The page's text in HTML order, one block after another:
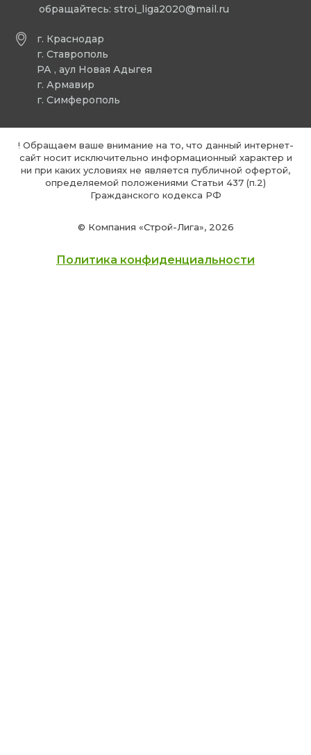
г. Краснодар
г. Ставрополь
РА , аул Новая Адыгея
г. Армавир
г. Симферополь
обращайтесь: stroi_liga2020@mail.ru
© Компания «Строй-Лига», 2026
! Обращаем ваше внимание на то, что данный интернет-
сайт носит исключительно информационный характер и
ни при каких условиях не является публичной офертой,
определяемой положениями Статьи 437 (п.2)
Гражданского кодекса РФ
Политика конфиденциальности